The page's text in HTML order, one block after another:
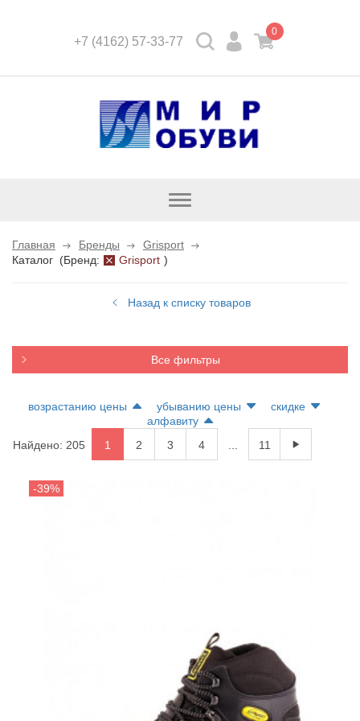
+7 (4162) 57-33-77
0
Открыть
Главная Бренды
Grisport
Каталог (Бренд: Grisport )
Назад к списку товаров
Все фильтры
возрастанию цены убыванию цены
скидке
алфавиту
Найдено: 205
1 2 3 4 11